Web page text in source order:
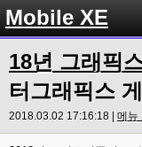
Mobile XE
18년 그래픽
터그래픽스
2018.03.02 17:16:18 | 메뉴